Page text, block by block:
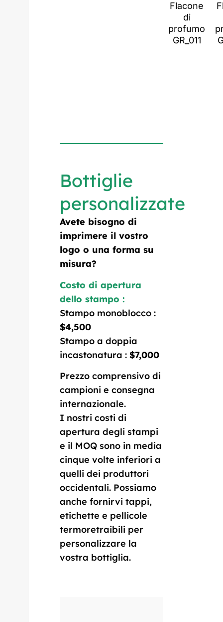
Flacone
di
profumo
GR_011
Bottiglie
personalizzate
Avete bisogno di
imprimere il vostro
logo o una forma su
misura?
Costo di apertura
dello stampo :
Stampo monoblocco :
$4,500
Stampo a doppia
incastonatura : $7,000
Prezzo comprensivo di
campioni e consegna
internazionale.
I nostri costi di
apertura degli stampi
e il MOQ sono in media
cinque volte inferiori a
quelli dei produttori
occidentali. Possiamo
anche fornirvi tappi,
etichette e pellicole
termoretraibili per
personalizzare la
vostra bottiglia.